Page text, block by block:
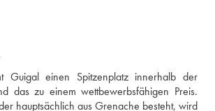
Guigal einen Spitzenplatz innerhalb der
das zu einem wettbewerbsfähigen Preis.
hauptsächlich aus Grenache besteht, wird